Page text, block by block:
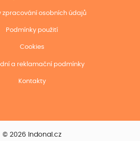
zpracování osobních údajů
Podmínky použití
Cookies
a reklamační podmínky
Kontakty
© 2026 Indonal.cz